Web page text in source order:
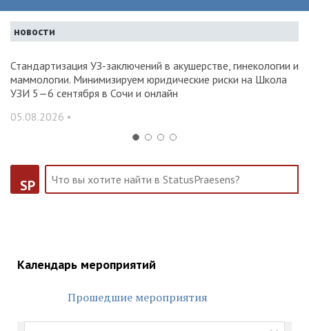
новости
Стандартизация УЗ-заключений в акушерстве, гинекологии и
маммологии. Минимизируем юридические риски на Школа
УЗИ 5—6 сентября в Сочи и онлайн
05.08.2026 •
SP
Календарь мероприятий
Прошедшие мероприятия